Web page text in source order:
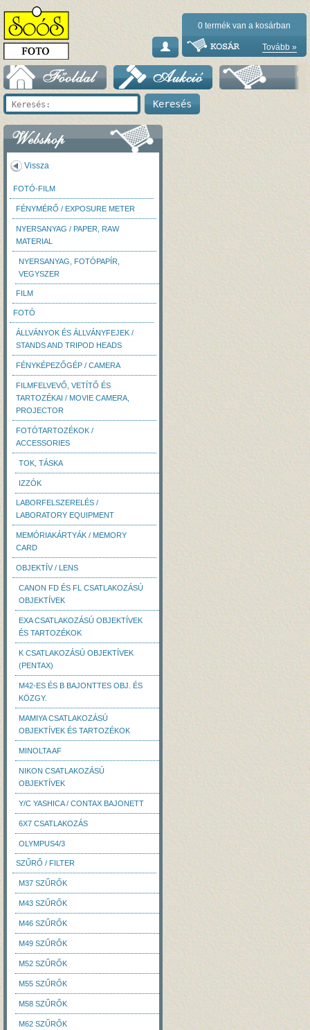
0 termék van a kosárban
Tovább »
Vissza
FOTÓ-FILM
FÉNYMÉRŐ / EXPOSURE METER
NYERSANYAG / PAPER, RAW
MATERIAL
NYERSANYAG, FOTÓPAPÍR,
VEGYSZER
FILM
FOTÓ
ÁLLVÁNYOK ÉS ÁLLVÁNYFEJEK /
STANDS AND TRIPOD HEADS
FÉNYKÉPEZŐGÉP / CAMERA
FILMFELVEVŐ, VETÍTŐ ÉS
TARTOZÉKAI / MOVIE CAMERA,
PROJECTOR
FOTÓTARTOZÉKOK /
ACCESSORIES
TOK, TÁSKA
IZZÓK
LABORFELSZERELÉS /
LABORATORY EQUIPMENT
MEMÓRIAKÁRTYÁK / MEMORY
CARD
OBJEKTÍV / LENS
CANON FD ÉS FL CSATLAKOZÁSÚ
OBJEKTÍVEK
EXA CSATLAKOZÁSÚ OBJEKTÍVEK
ÉS TARTOZÉKOK
K CSATLAKOZÁSÚ OBJEKTÍVEK
(PENTAX)
M42-ES ÉS B BAJONTTES OBJ. ÉS
KÖZGY.
MAMIYA CSATLAKOZÁSÚ
OBJEKTÍVEK ÉS TARTOZÉKOK
MINOLTA AF
NIKON CSATLAKOZÁSÚ
OBJEKTÍVEK
Y/C YASHICA / CONTAX BAJONETT
6X7 CSATLAKOZÁS
OLYMPUS4/3
SZŰRŐ / FILTER
M37 SZŰRŐK
M43 SZŰRŐK
M46 SZŰRŐK
M49 SZŰRŐK
M52 SZŰRŐK
M55 SZŰRŐK
M58 SZŰRŐK
M62 SZŰRŐK